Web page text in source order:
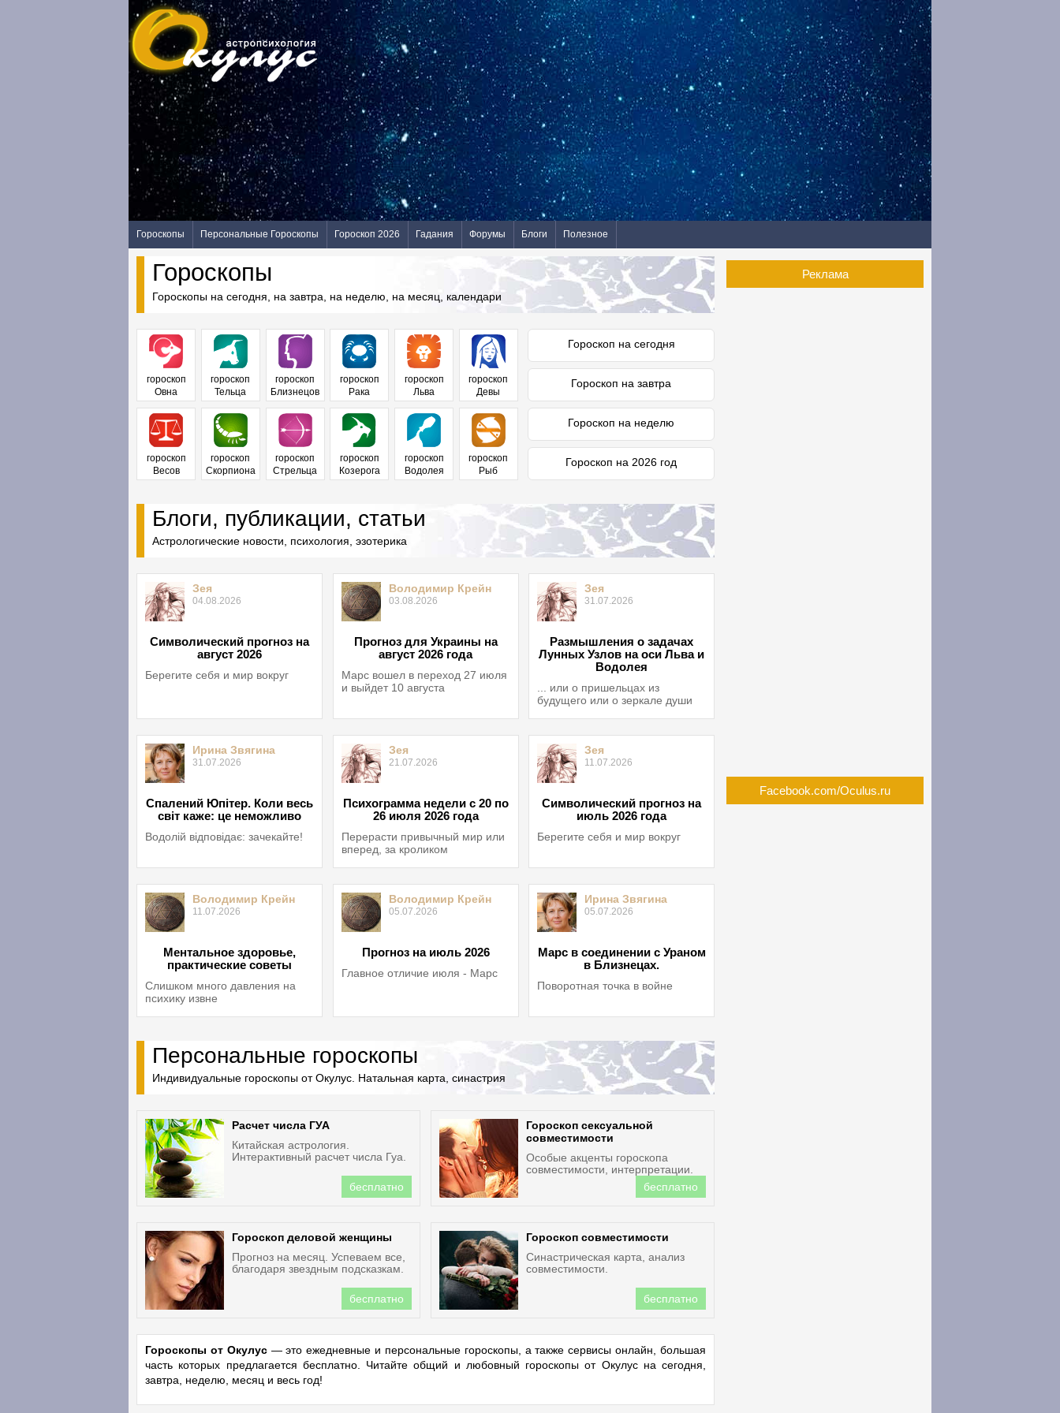
Гороскопы Персональные Гороскопы Гороскоп 2026 Гадания Форумы Блоги Полезное
Гороскопы
Гороскопы на сегодня, на завтра, на неделю, на месяц, календари
гороскоп
Овна
гороскоп
Тельца
гороскоп
Близнецов
гороскоп
Рака
гороскоп
Льва
гороскоп
Девы
гороскоп
Весов
гороскоп
Скорпиона
гороскоп
Стрельца
гороскоп
Козерога
гороскоп
Водолея
гороскоп
Рыб
Гороскоп на сегодня
Гороскоп на завтра
Гороскоп на неделю
Гороскоп на 2026 год
Блоги, публикации, статьи
Астрологические новости, психология, эзотерика
Зея
04.08.2026
Символический прогноз на
август 2026
Берегите себя и мир вокруг
Володимир Крейн
03.08.2026
Прогноз для Украины на
август 2026 года
Марс вошел в переход 27 июля
и выйдет 10 августа
Зея
31.07.2026
Размышления о задачах
Лунных Узлов на оси Льва и
Водолея
... или о пришельцах из
будущего или о зеркале души
Ирина Звягина
31.07.2026
Спалений Юпітер. Коли весь
світ каже: це неможливо
Водолій відповідає: зачекайте!
Зея
21.07.2026
Психограмма недели с 20 по
26 июля 2026 года
Перерасти привычный мир или
вперед, за кроликом
Зея
11.07.2026
Символический прогноз на
июль 2026 года
Берегите себя и мир вокруг
Володимир Крейн
11.07.2026
Ментальное здоровье,
практические советы
Слишком много давления на
психику извне
Володимир Крейн
05.07.2026
Прогноз на июль 2026
Главное отличие июля - Марс
Ирина Звягина
05.07.2026
Марс в соединении с Ураном
в Близнецах.
Поворотная точка в войне
Персональные гороскопы
Индивидуальные гороскопы от Окулус. Натальная карта, синастрия
Расчет числа ГУА
Китайская астрология.
Интерактивный расчет числа Гуа.
бесплатно
Гороскоп сексуальной
совместимости
Особые акценты гороскопа
совместимости, интерпретации.
бесплатно
Гороскоп деловой женщины
Прогноз на месяц. Успеваем все,
благодаря звездным подсказкам.
бесплатно
Гороскоп совместимости
Синастрическая карта, анализ
совместимости.
бесплатно
Гороскопы от Окулус— это ежедневные и персональные гороскопы, а также сервисы онлайн, большая
часть которых предлагается бесплатно. Читайте общий и любовный гороскопы от Окулус на сегодня,
завтра, неделю, месяц и весь год!
Реклама
Facebook.com/Oculus.ru